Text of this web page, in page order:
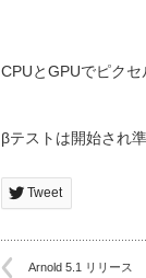
CPUとGPUでピクセ
βテストは開始され
Tweet
Arnold 5.1 リリース